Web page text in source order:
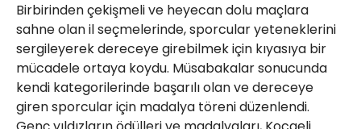
Birbirinden çekişmeli ve heyecan dolu maçlara
sahne olan il seçmelerinde, sporcular yeteneklerini
sergileyerek dereceye girebilmek için kıyasıya bir
mücadele ortaya koydu. Müsabakalar sonucunda
kendi kategorilerinde başarılı olan ve dereceye
giren sporcular için madalya töreni düzenlendi.